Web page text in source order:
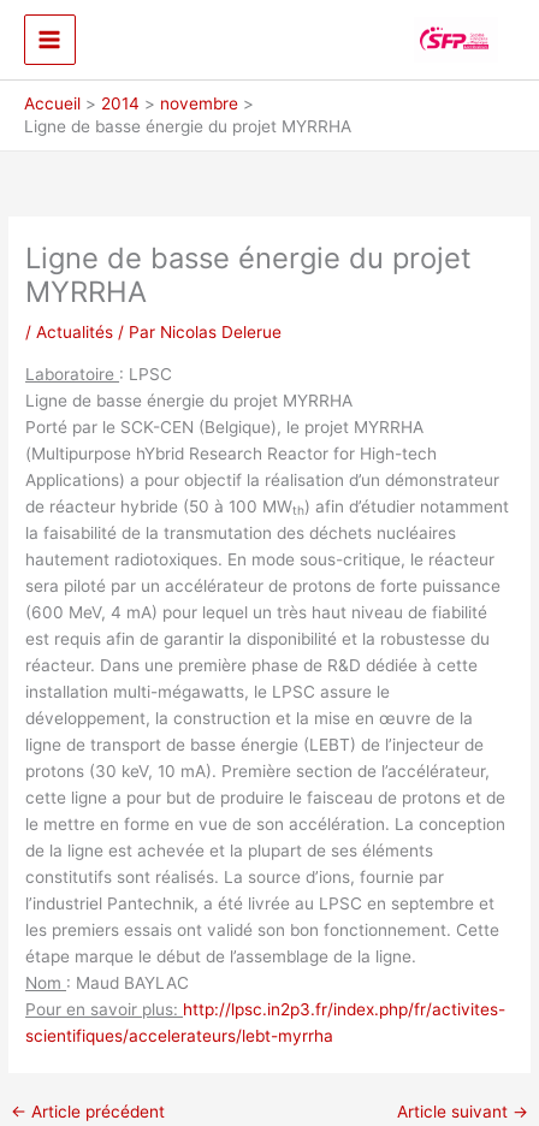
Aller
contenu
Accueil
2014
novembre
Ligne de basse énergie du projet MYRRHA
Ligne de basse énergie du projet
MYRRHA
/Actualités / Par Nicolas Delerue
Laboratoire : LPSC
Ligne de basse énergie du projet MYRRHA
Porté par le SCK-CEN (Belgique), le projet MYRRHA
(Multipurpose hYbrid Research Reactor for High-tech
Applications) a pour objectif la réalisation d’un démonstrateur
de réacteur hybride (50 à 100 MWth) afin d’étudier notamment
la faisabilité de la transmutation des déchets nucléaires
hautement radiotoxiques. En mode sous-critique, le réacteur
sera piloté par un accélérateur de protons de forte puissance
(600 MeV, 4 mA) pour lequel un très haut niveau de fiabilité
est requis afin de garantir la disponibilité et la robustesse du
réacteur. Dans une première phase de R&D dédiée à cette
installation multi-mégawatts, le LPSC assure le
développement, la construction et la mise en œuvre de la
ligne de transport de basse énergie (LEBT) de l’injecteur de
protons (30 keV, 10 mA). Première section de l’accélérateur,
cette ligne a pour but de produire le faisceau de protons et de
le mettre en forme en vue de son accélération. La conception
de la ligne est achevée et la plupart de ses éléments
constitutifs sont réalisés. La source d’ions, fournie par
l’industriel Pantechnik, a été livrée au LPSC en septembre et
les premiers essais ont validé son bon fonctionnement. Cette
étape marque le début de l’assemblage de la ligne.
Nom : Maud BAYLAC
Pour en savoir plus: http://lpsc.in2p3.fr/index.php/fr/activites-
scientifiques/accelerateurs/lebt-myrrha
← Article précédent Article suivant →